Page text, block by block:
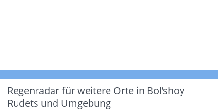
Regenradar für weitere Orte in Bol’shoy
Rudets und Umgebung